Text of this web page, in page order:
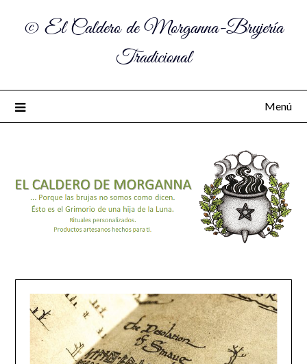
© El Caldero de Morganna-Brujería
Tradicional
Menú